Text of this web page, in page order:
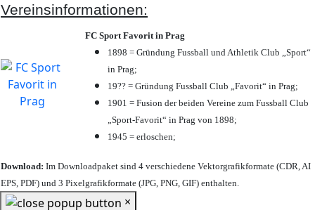
Vereinsinformationen:
FC Sport Favorit in Prag
1898 = Gründung Fussball und Athletik Club „Sport“
in Prag;
19?? = Gründung Fussball Club „Favorit“ in Prag;
1901 = Fusion der beiden Vereine zum Fussball Club
„Sport-Favorit“ in Prag von 1898;
1945 = erloschen;
Download: Im Downloadpaket sind 4 verschiedene Vektorgrafikformate (CDR, AI
EPS, PDF) und 3 Pixelgrafikformate (JPG, PNG, GIF) enthalten.
×